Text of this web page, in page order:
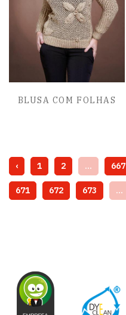
BLUSA COM FOLHAS
‹ 1 2 ... 667
671 672 673 ...